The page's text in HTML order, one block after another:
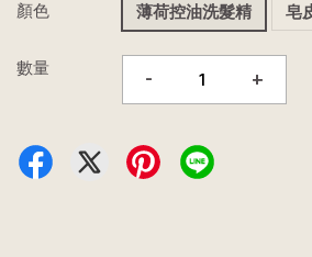
顏色 薄荷控油洗髮精 皂
數量 - +